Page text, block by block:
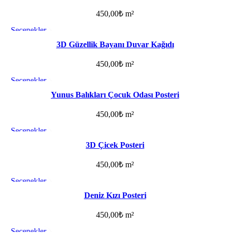
450,00₺ m²
Seçenekler
3D Güzellik Bayanı Duvar Kağıdı
450,00₺ m²
Seçenekler
Favorilere ekleYunus Balıkları Çocuk Odası Posteri
450,00₺ m²
Seçenekler
3D Çicek Posteri
450,00₺ m²
Seçenekler
Deniz Kızı Posteri
450,00₺ m²
Seçenekler